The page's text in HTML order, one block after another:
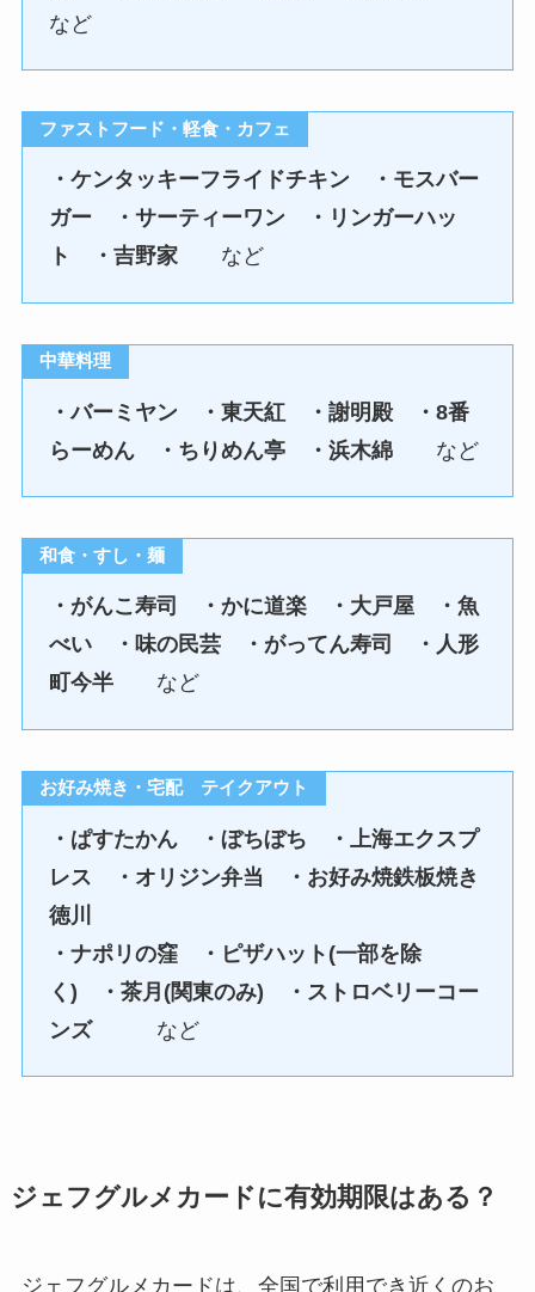
など
ファストフード・軽食・カフェ
・ケンタッキーフライドチキン ・モスバー
ガー ・サーティーワン ・リンガーハッ
ト ・吉野家 など
中華料理
・バーミヤン ・東天紅 ・謝明殿 ・8番
らーめん ・ちりめん亭 ・浜木綿 など
和食・すし・麺
・がんこ寿司 ・かに道楽 ・大戸屋 ・魚
べい ・味の民芸 ・がってん寿司 ・人形
町今半 など
お好み焼き・宅配 テイクアウト
・ぱすたかん ・ぼちぼち ・上海エクスプ
レス ・オリジン弁当 ・お好み焼鉄板焼き
徳川
・ナポリの窪 ・ピザハット(一部を除
く) ・茶月(関東のみ) ・ストロベリーコー
ンズ など
ジェフグルメカードに有効期限はある？
ジェフグルメカードは、全国で利用でき近くのお